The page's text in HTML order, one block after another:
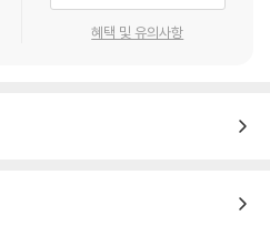
혜택 및 유의사항